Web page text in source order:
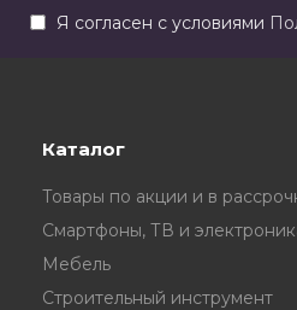
Я согласен с условиями
Каталог
Смартфоны, ТВ и
Мебель
Строительный инструмент